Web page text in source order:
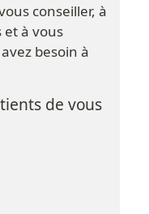
conseiller, à
et à vous
besoin à
de vous